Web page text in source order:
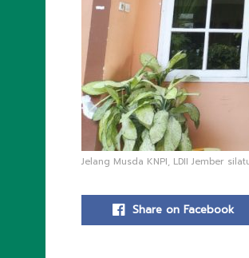
Jelang Musda KNPI, LDII Jember
Share on Facebook